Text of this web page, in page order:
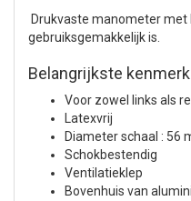
Drukvaste manometer
gebruiksgemakkelijk is.
Belangrijkste
Voor zowel links als
Latexvrij
Diameter schaal : 56
Schokbestendig
Ventilatieklep
Bovenhuis van